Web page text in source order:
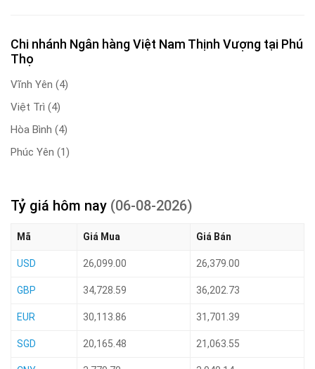
Chi nhánh Ngân hàng Việt Nam Thịnh Vượng tại Phú
Thọ
Vĩnh Yên (4)
Việt Trì (4)
Hòa Bình (4)
Phúc Yên (1)
Tỷ giá hôm nay (06-08-2026)
Mã Giá Mua Giá Bán
USD 26,099.00 26,379.00
GBP 34,728.59 36,202.73
EUR 30,113.86 31,701.39
SGD 20,165.48 21,063.55